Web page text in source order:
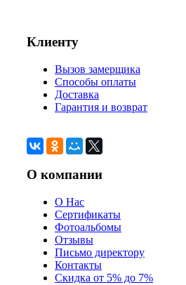
Клиенту
Вызов замерщика
Способы оплаты
Доставка
Гарантия и возврат
О компании
О Нас
Сертификаты
Фотоальбомы
Отзывы
Письмо директору
Контакты
Скидка от 5% до 7%